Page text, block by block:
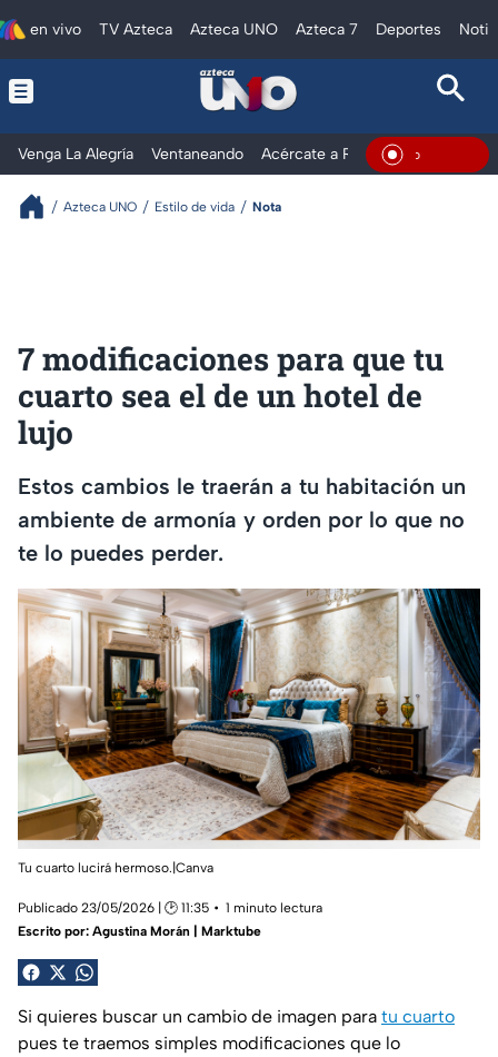
en vivo TV Azteca Azteca UNO Azteca 7 Deportes
Venga La Alegría Ventaneando Acércate a Rocío Al ExtremoEn Vivo
Azteca UNO Estilo de vida Nota
7 modificaciones para que tu
cuarto sea el de un hotel de
lujo
Estos cambios le traerán a tu habitación un
ambiente de armonía y orden por lo que no
te lo puedes perder.
Tu cuarto lucirá hermoso.|Canva
Publicado 23/05/2026 | 🕑 11:35
1 minuto lectura
Escrito por: Agustina Morán | Marktube
Si quieres buscar un cambio de imagen para tu cuarto
pues te traemos simples modificaciones que lo